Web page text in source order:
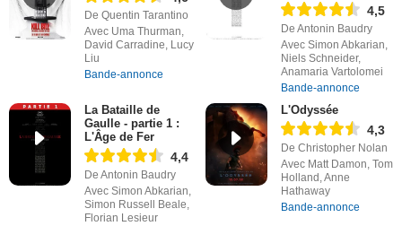
De Quentin Tarantino
Avec Uma Thurman,
David Carradine, Lucy
Liu
Bande-annonce
4,5
De Antonin Baudry
Avec Simon Abkarian,
Niels Schneider,
Anamaria Vartolomei
Bande-annonce
La Bataille de
Gaulle - partie 1 :
L'Âge de Fer
4,4
De Antonin Baudry
Avec Simon Abkarian,
Simon Russell Beale,
Florian Lesieur
L'Odyssée
4,3
De Christopher Nolan
Avec Matt Damon, Tom
Holland, Anne
Hathaway
Bande-annonce